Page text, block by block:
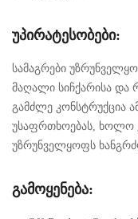
უპირატესობები:
სამაგრები
მაღალი სიჩქარისა
გამძლე კონსტრუქცია
უსაფრთხოებას, ხოლო
უზრუნველყოფს
გამოყენება: